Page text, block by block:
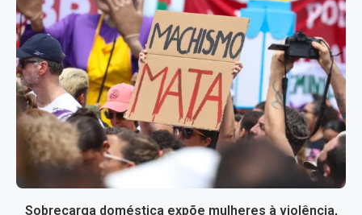
Sobrecarga doméstica expõe mulheres à violência,